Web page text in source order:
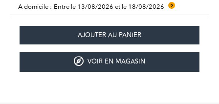
A domicile : Entre le 13/08/2026 et le 18/08/2026 ?
VOIR EN MAGASIN